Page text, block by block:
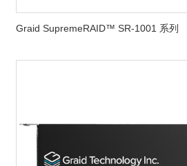
Graid SupremeRAID™ SR-1001 系列